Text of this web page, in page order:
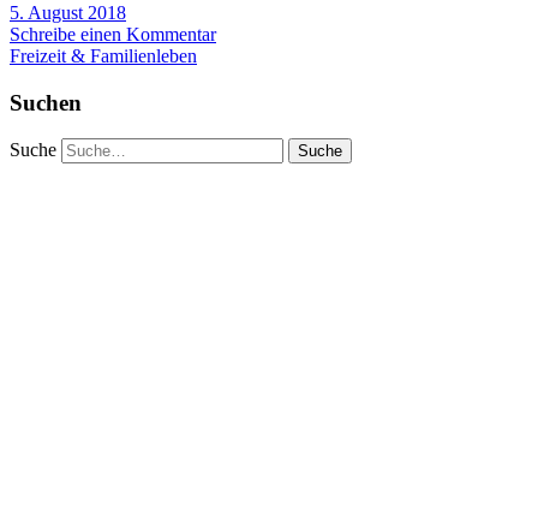
5. August 2018
Schreibe einen Kommentar
Freizeit & Familienleben
Suchen
Suche